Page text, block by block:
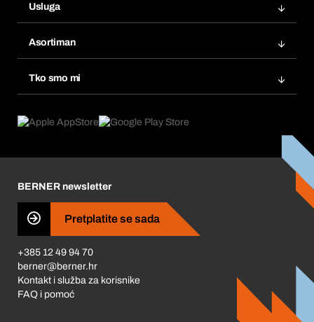
Popisi želja
Ponovno naručivanje
Pretplate
Usluga
Tražitelji proizvoda
Asortiman
Tko smo mi
Što nas pokreće
Business Conduct
BERNER newsletter
Pretplatite se sada
+385 12 49 94 70
berner@berner.hr
Kontakt i služba za korisnike
FAQ i pomoć